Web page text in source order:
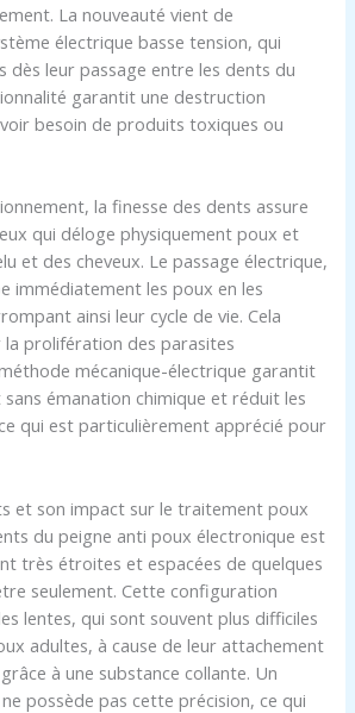
La nouveauté vient de
électrique basse tension, qui
dès leur passage entre les dents du
garantit une destruction
besoin de produits toxiques ou
la finesse des dents assure
qui déloge physiquement poux et
et des cheveux. Le passage électrique,
immédiatement les poux en les
ainsi leur cycle de vie. Cela
prolifération des parasites
mécanique-électrique garantit
émanation chimique et réduit les
qui est particulièrement apprécié pour
et son impact sur le traitement poux
du peigne anti poux électronique est
très étroites et espacées de quelques
seulement. Cette configuration
lentes, qui sont souvent plus difficiles
adultes, à cause de leur attachement
à une substance collante. Un
possède pas cette précision, ce qui